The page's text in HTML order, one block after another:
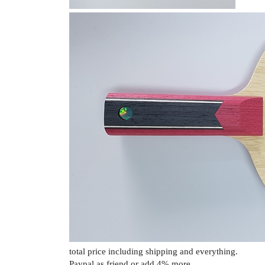
total price including shipping and everything.